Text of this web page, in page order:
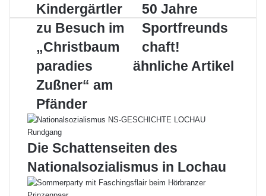
Kindergärtler
zu
Besuch
„Christbaumparadies
Zußner“
am
Pfänder
Kindergärtler
zu Besuch im
„Christbaum
paradies
Zußner“ am
Pfänder
50
Jahre
Sportfreundschaft!
50 Jahre
Sportfreunds
chaft!
ähnliche Artikel
Die Schattenseiten des
Nationalsozialismus in Lochau